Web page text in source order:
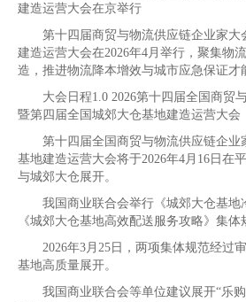
建造运营大会在京举行
第十四届商贸与物流供应链企业家大
建造运营大会在2026年4月举行，聚集物
造，推进物流降本增效与城市应急保证才
大会日程1.0 2026第十四届全国商贸
暨第四届全国城郊大仓基地建造运营大会
第十四届全国商贸与物流供应链企业
基地建造运营大会将于2026年4月16日在
与城郊大仓展开。
我国商业联合会举行《城郊大仓基地
《城郊大仓基地高效配送服务攻略》集体
2026年3月25日，两项集体规范经过
基地高质量展开。
我国商业联合会等单位建议展开“乐购